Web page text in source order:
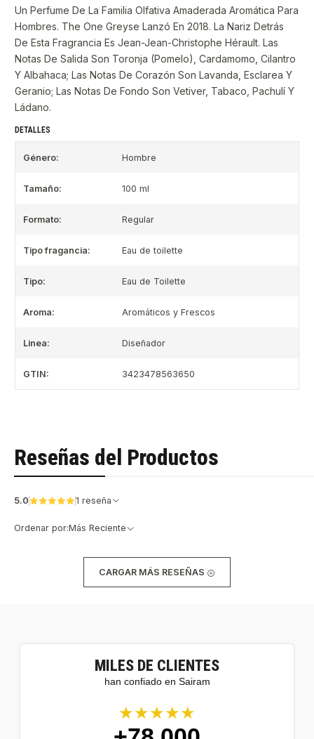
Un Perfume De La Familia Olfativa Amaderada Aromática Para
Hombres. The One Greyse Lanzó En 2018. La Nariz Detrás
De Esta Fragrancia Es Jean-Jean-Christophe Hérault. Las
Notas De Salida Son Toronja (Pomelo), Cardamomo, Cilantro
Y Albahaca; Las Notas De Corazón Son Lavanda, Esclarea Y
Geranio; Las Notas De Fondo Son Vetiver, Tabaco, Pachulí Y
Ládano.
DETALLES
Género: Hombre
Tamaño: 100 ml
Formato: Regular
Tipo fragancia: Eau de toilette
Tipo: Eau de Toilette
Aroma: Aromáticos y Frescos
Linea: Diseñador
GTIN: 3423478563650
Reseñas del Productos
5.0 1 reseña
Ordenar por:Más Reciente
CARGAR MÁS RESEÑAS
MILES DE CLIENTES
han confiado en Sairam
★★★★★